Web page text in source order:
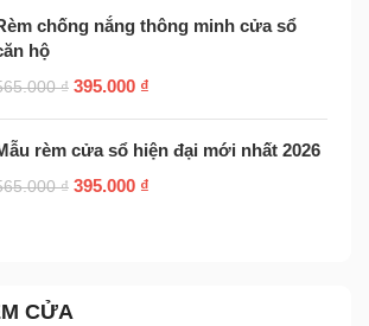
chống nắng thông minh cửa sổ
hộ
₫ 395.000 ₫
rèm cửa sổ hiện đại mới nhất 2026
₫ 395.000 ₫
CỬA